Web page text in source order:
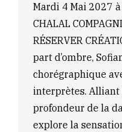
Mardi 4 Mai 2027
CHALAL
RÉSERVER
part d’ombre,
chorégraphique
interprètes. Alliant
profondeur de la
explore la